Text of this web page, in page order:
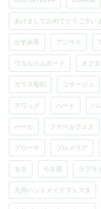
あけましておめでとうござい
かすみ草 アジサイ
ウエルカムボード オク
ガラス彫刻 コサージュ
スワッグ ハート バ
パール ファベルフェス
ブローチ プルメリア
モネ モネ展 ラブラ
九州ハンドメイドフェスタ